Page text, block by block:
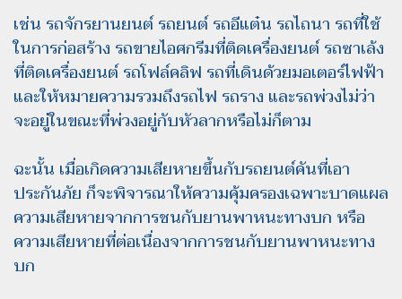
เช่น รถจักรยานยนต์ รถยนต์ รถอีแต๋น รถไถนา รถที่ใช้
ในการก่อสร้าง รถขายไอศกรีมที่ติดเครื่องยนต์ รถซาเล้ง
ที่ติดเครื่องยนต์ รถโฟล์คลิฟ รถที่เดินด้วยมอเตอร์ไฟฟ้า
และให้หมายความรวมถึงรถไฟ รถราง และรถพ่วงไม่ว่า
จะอยู่ในขณะที่พ่วงอยู่กับหัวลากหรือไม่ก็ตาม
ฉะนั้น เมื่อเกิดความเสียหายขึ้นกับรถยนต์คันที่เอา
ประกันภัย ก็จะพิจารณาให้ความคุ้มครองเฉพาะบาดแผล
ความเสียหายจากการชนกับยานพาหนะทางบก หรือ
ความเสียหายที่ต่อเนื่องจากการชนกับยานพาหนะทาง
บก